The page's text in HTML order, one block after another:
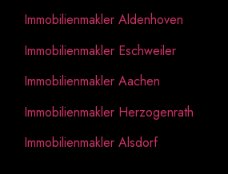
Immobilienmakler Aldenhoven
Immobilienmakler Eschweiler
Immobilienmakler Aachen
Immobilienmakler Herzogenrath
Immobilienmakler Alsdorf